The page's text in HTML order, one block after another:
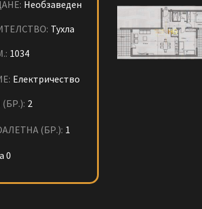
Необзаведен
Тухла
1034
Електричество
2
(БР.): 1
0